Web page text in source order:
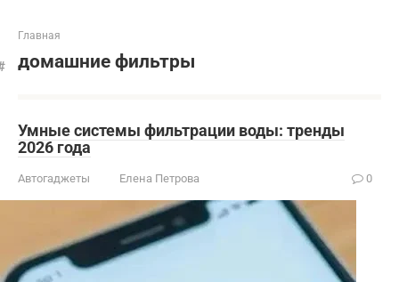
Главная
домашние фильтры
Умные системы фильтрации воды: тренды
2026 года
Автогаджеты Елена Петрова 0